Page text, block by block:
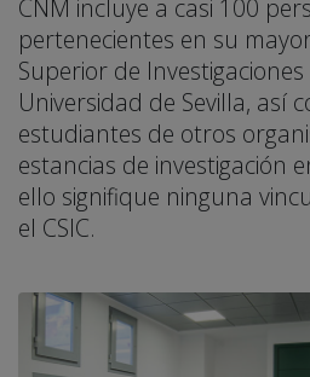
CNM incluye a casi 100
pertenecientes en su
Superior de
Universidad de Sevilla, así
estudiantes de otros
estancias de investigación
ello signifique ninguna
el CSIC.